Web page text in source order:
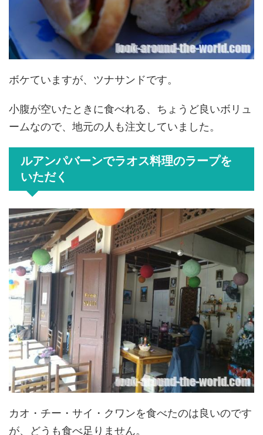
ボケていますが、ツナサンドです。
小腹が空いたときに食べれる、ちょうど良いボリュ
ームなので、地元の人も注文していました。
ルアンパバーンでラオス料理のラープを
いただく
カオ・チー・サイ・クワンを食べたのは良いのです
が、どうも食べ足りません。